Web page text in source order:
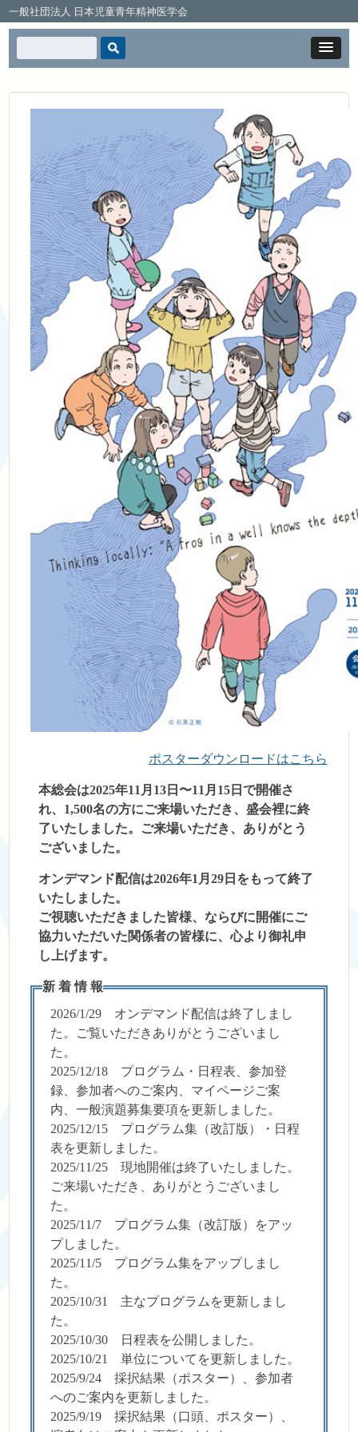
一般社団法人 日本児童青年精神医学会
ポスターダウンロードはこちら
本総会は2025年11月13日〜11月15日で開催さ
れ、1,500名の方にご来場いただき、盛会裡に終
了いたしました。ご来場いただき、ありがとう
ございました。
オンデマンド配信は2026年1月29日をもって終了
いたしました。
ご視聴いただきました皆様、ならびに開催にご
協力いただいた関係者の皆様に、心より御礼申
し上げます。
新 着 情 報
2026/1/29 オンデマンド配信は終了しまし
た。ご覧いただきありがとうございまし
た。
2025/12/18 プログラム・日程表、参加登
録、参加者へのご案内、マイページご案
内、一般演題募集要項を更新しました。
2025/12/15 プログラム集（改訂版）・日程
表を更新しました。
2025/11/25 現地開催は終了いたしました。
ご来場いただき、ありがとうございまし
た。
2025/11/7 プログラム集（改訂版）をアッ
プしました。
2025/11/5 プログラム集をアップしまし
た。
2025/10/31 主なプログラムを更新しまし
た。
2025/10/30 日程表を公開しました。
2025/10/21 単位についてを更新しました。
2025/9/24 採択結果（ポスター）、参加者
へのご案内を更新しました。
2025/9/19 採択結果（口頭、ポスター）、